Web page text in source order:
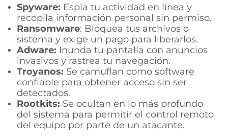
Spyware: Espía tu actividad en línea y
recopila información personal sin permiso.
Ransomware: Bloquea tus archivos o
sistema y exige un pago para liberarlos.
Adware: Inunda tu pantalla con anuncios
invasivos y rastrea tu navegación.
Troyanos: Se camuflan como software
confiable para obtener acceso sin ser
detectados.
Rootkits: Se ocultan en lo más profundo
del sistema para permitir el control remoto
del equipo por parte de un atacante.